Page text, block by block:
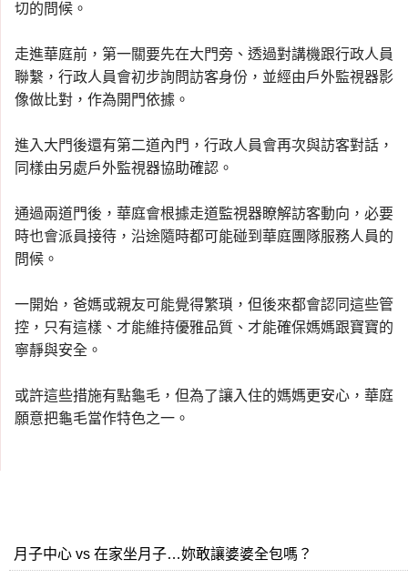
切的問候。
走進華庭前，第一關要先在大門旁、透過對講機跟行政人員
聯繫，行政人員會初步詢問訪客身份，並經由戶外監視器影
像做比對，作為開門依據。
進入大門後還有第二道內門，行政人員會再次與訪客對話，
同樣由另處戶外監視器協助確認。
通過兩道門後，華庭會根據走道監視器瞭解訪客動向，必要
時也會派員接待，沿途隨時都可能碰到華庭團隊服務人員的
問候。
一開始，爸媽或親友可能覺得繁瑣，但後來都會認同這些管
控，只有這樣、才能維持優雅品質、才能確保媽媽跟寶寶的
寧靜與安全。
或許這些措施有點龜毛，但為了讓入住的媽媽更安心，華庭
願意把龜毛當作特色之一。
月子中心 vs 在家坐月子…妳敢讓婆婆全包嗎？